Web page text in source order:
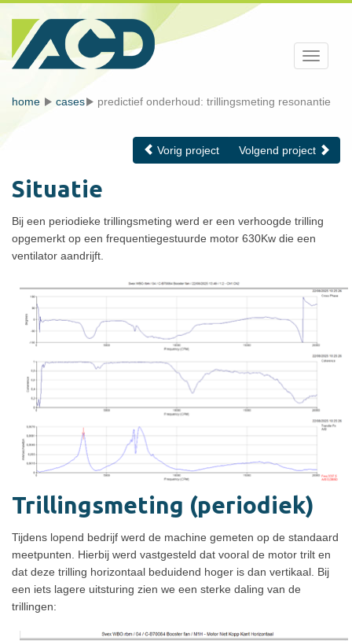
Toggle
home cases predictief onderhoud: trillingsmeting resonantie
Vorig project Volgend project
Situatie
Bij een periodieke trillingsmeting werd er een verhoogde trilling
opgemerkt op een frequentiegestuurde motor 630Kw die een
ventilator aandrijft.
Trillingsmeting (periodiek)
Tijdens lopend bedrijf werd de machine gemeten op de standaard
meetpunten. Hierbij werd vastgesteld dat vooral de motor trilt en
dat deze trilling horizontaal beduidend hoger is dan vertikaal. Bij
een iets lagere uitsturing zien we een sterke daling van de
trillingen: